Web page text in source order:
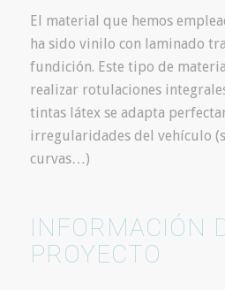
El material que hemos
ha sido vinilo con laminado
fundición. Este tipo de
realizar rotulaciones
tintas látex se adapta
irregularidades del vehículo
curvas…)
INFORMACIÓN
PROYECTO